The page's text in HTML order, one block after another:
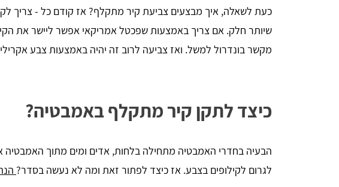
כעת לשאלה, איך מבצעים צביעת קיר מתקלף? אז קודם כל - צריך
שיותר חלק. אם צריך באמצעות שפכטל אמריקאי אפשר ליישר את
מקשר בונדרול למשל. ואז צביעה לרוב זה יהיה באמצעות צבע
כיצד לתקן קיר מתקלף באמבטיה?
הבעיה בחדרי האמבטיה מתחילה בלחות, אדים ומים מתוך האמבטיה
לגרום לקילופים בצבע. אז כיצד לפתור זאת ומה לא נעשה בסדר?